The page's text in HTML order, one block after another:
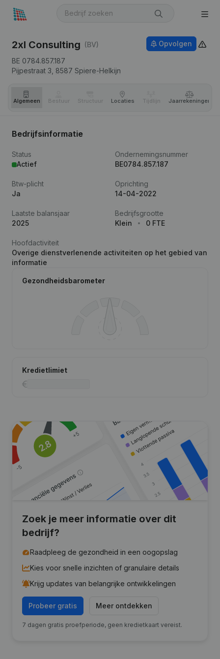
2xl Consulting (BV)
BE 0784.857.187
Pijpestraat 3, 8587 Spiere-Helkijn
Opvolgen
Algemeen Bestuur Structuur Locaties Tijdlijn Jaar­rekeningen
Bedrijfsinformatie
Status
Actief
Ondernemingsnummer
BE0784.857.187
Btw-plicht
Ja
Oprichting
14-04-2022
Laatste balansjaar
2025
Bedrijfsgrootte
Klein
0 FTE
Hoofdactiviteit
Overige dienstverlenende activiteiten op het gebied van
informatie
Gezondheidsbarometer
Kredietlimiet
Zoek je meer informatie over dit
bedrijf?
Raadpleeg de gezondheid in een oogopslag
Kies voor snelle inzichten of granulaire details
Krijg updates van belangrijke ontwikkelingen
Probeer gratis Meer ontdekken
7 dagen gratis proefperiode, geen kredietkaart vereist.